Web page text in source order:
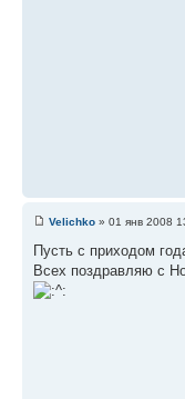
Velichko » 01 янв 2008
Пусть с приходом
Всех поздравляю с